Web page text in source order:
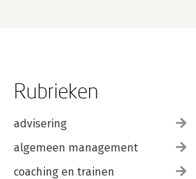
Rubrieken
advisering
algemeen management
coaching en trainen